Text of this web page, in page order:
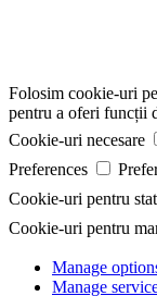
Folosim cookie-uri
pentru a oferi funcții
Cookie-uri necesare
Preferences
Cookie-uri pentru
Cookie-uri pentru
Manage
Manage